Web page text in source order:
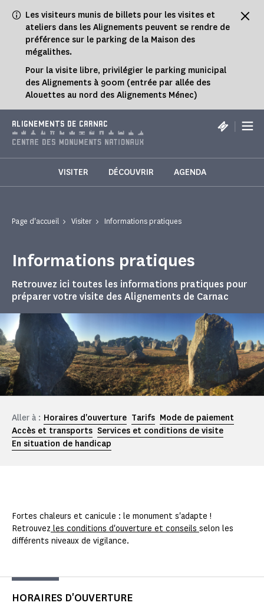
Les visiteurs munis de billets pour les visites et
ateliers dans les Alignements peuvent se rendre de
préférence sur le parking de la Maison des
mégalithes.
Pour la visite libre, privilégier le parking municipal
des Alignements à 900m (entrée par allée des
Alouettes au nord des Alignements Ménec)
ALIGNEMENTS DE CARNAC |
VISITER DÉCOUVRIR AGENDA
Page d'accueil Visiter Informations pratiques
Informations pratiques
Retrouvez ici toutes les informations pratiques pour
préparer votre visite des Alignements de Carnac
Aller à : Horaires d'ouverture Tarifs Mode de paiement
Accès et transports Services et conditions de visite
En situation de handicap
Fortes chaleurs et canicule : le monument s'adapte !
Retrouvez les conditions d'ouverture et conseils selon les
différents niveaux de vigilance.
HORAIRES D'OUVERTURE